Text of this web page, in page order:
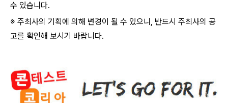
수 있습니다.
※ 주최사의 기획에 의해 변경이 될 수 있으니, 반드시 주최사의 공
고를 확인해 보시기 바랍니다.